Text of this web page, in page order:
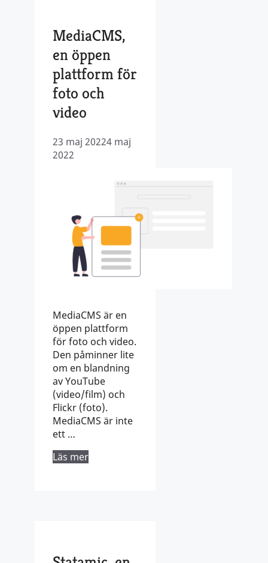
MediaCMS,
en öppen
plattform för
foto och
video
23 maj 20224 maj
2022
MediaCMS är en
öppen plattform
för foto och video.
Den påminner lite
om en blandning
av YouTube
(video/film) och
Flickr (foto).
MediaCMS är inte
ett …
Läs mer